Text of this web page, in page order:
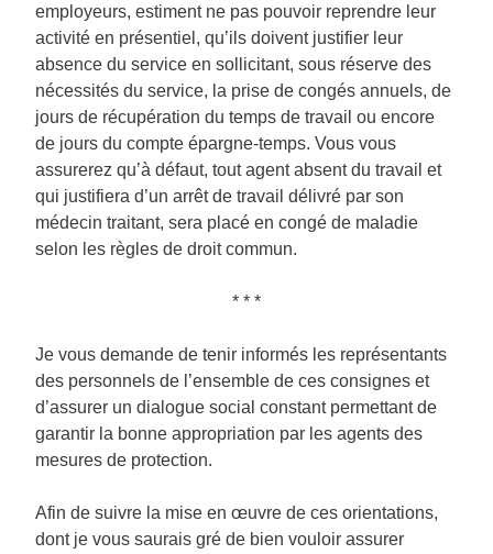
employeurs, estiment ne pas pouvoir reprendre leur
activité en présentiel, qu’ils doivent justifier leur
absence du service en sollicitant, sous réserve des
nécessités du service, la prise de congés annuels, de
jours de récupération du temps de travail ou encore
de jours du compte épargne-temps. Vous vous
assurerez qu’à défaut, tout agent absent du travail et
qui justifiera d’un arrêt de travail délivré par son
médecin traitant, sera placé en congé de maladie
selon les règles de droit commun.
* * *
Je vous demande de tenir informés les représentants
des personnels de l’ensemble de ces consignes et
d’assurer un dialogue social constant permettant de
garantir la bonne appropriation par les agents des
mesures de protection.
Afin de suivre la mise en œuvre de ces orientations,
dont je vous saurais gré de bien vouloir assurer